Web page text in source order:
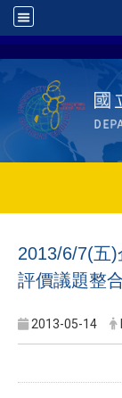
2013/6/7(五
評價議題整
2013-05-14